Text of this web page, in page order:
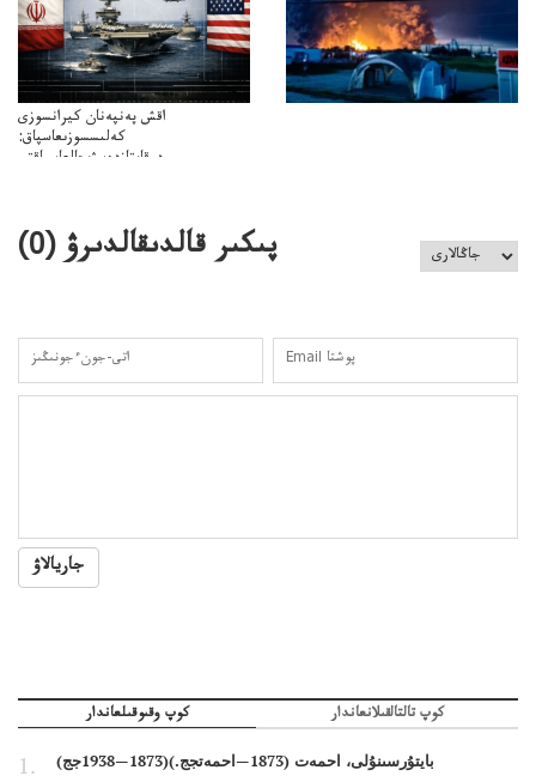
اقش پەنپەنان كيرانسوزى
كەلىسسوزىعاسپاق:
دوقايتازدەسۋىجالعاسپاقتى
پىكىر قالدىقالدىرۋ (0
)
جاريالاۋ
كوپ وقىوقىلعاندار كوپ تالتالقىلانعاندار
بايتۇرسىنۇلى، احمەت (1873—احمەتجج.)(1873—1938جج)